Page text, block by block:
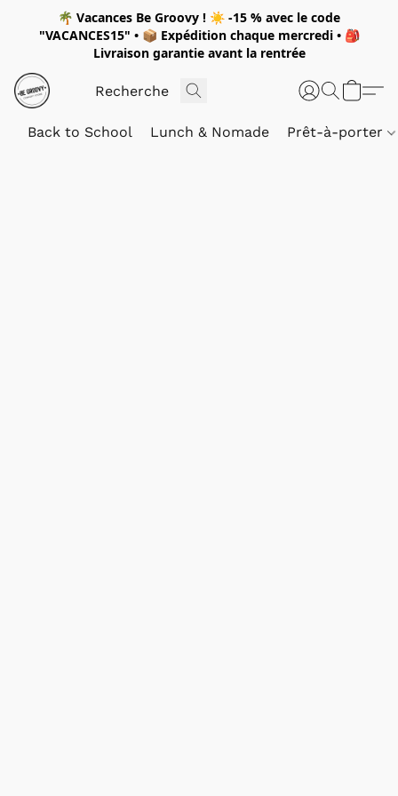
🌴 Vacances Be Groovy ! ☀️ -15 % avec le code
"VACANCES15" • 📦 Expédition chaque mercredi• 🎒
Livraison garantie avant la rentrée
Back to School Lunch & Nomade Prêt-à-porter